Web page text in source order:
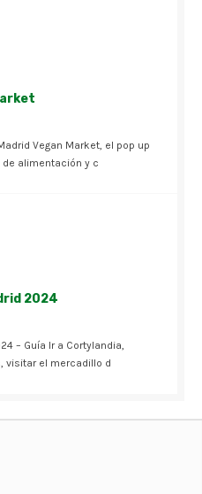
Vegan Market, el pop up
alimentación y c
2024
– Guía Ir a Cortylandia,
visitar el mercadillo d